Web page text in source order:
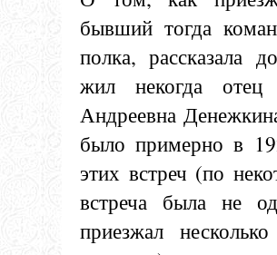
бывший тогда
полка, рассказала
жил некогда отец
Андреевна
было примерно в
этих встреч (по
встреча была не
приезжал